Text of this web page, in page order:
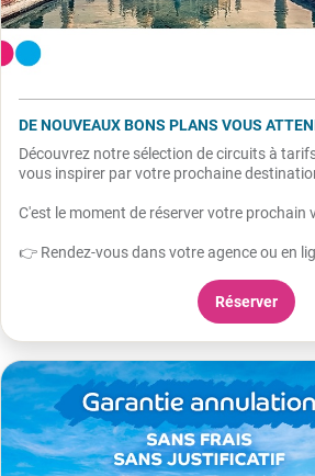
DE NOUVEAUX BONS PLANS VOUS
Découvrez notre sélection de circuits à
vous inspirer par votre prochaine
C'est le moment de réserver votre prochain
👉 Rendez-vous dans votre agence ou en
Réserver